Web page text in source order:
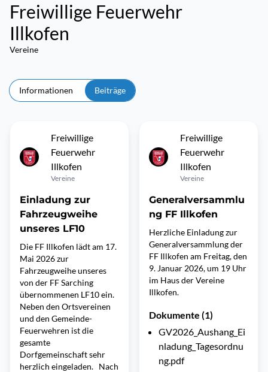
Freiwillige Feuerwehr
Illkofen
Vereine
Informationen Beiträge
Freiwillige
Feuerwehr
Illkofen
Vereine
Einladung zur
Fahrzeugweihe
unseres LF10
Die FF Illkofen lädt am 17.
Mai 2026 zur
Fahrzeugweihe unseres
von der FF Sarching
übernommenen LF10 ein.
Neben den Ortsvereinen
und den Gemeinde-
Feuerwehren ist die
gesamte
Dorfgemeinschaft sehr
herzlich eingeladen. Nach
Freiwillige
Feuerwehr
Illkofen
Vereine
Generalversammlu
ng FF Illkofen
Herzliche Einladung zur
Generalversammlung der
FF Illkofen am Freitag, den
9. Januar 2026, um 19 Uhr
im Haus der Vereine
Illkofen.
Dokumente (1)
GV2026_Aushang_Ei
nladung_Tagesordnu
ng.pdf